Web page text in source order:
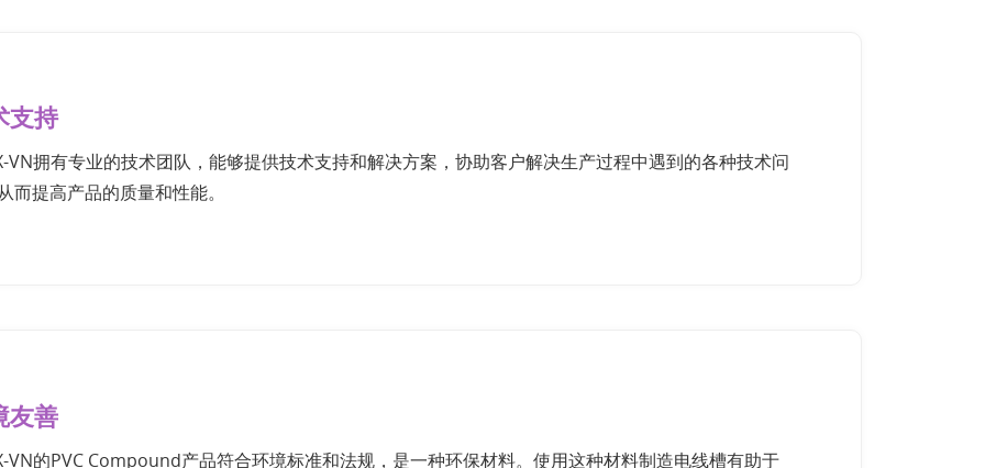
支持
VN拥有专业的技术团队，能够提供技术支持和解决方案，协助客户解决生产过程中遇到的各种技术问
而提高产品的质量和性能。
友善
VN的PVC Compound产品符合环境标准和法规，是一种环保材料。使用这种材料制造电线槽有助于